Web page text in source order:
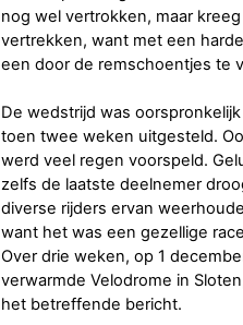
nog wel vertrokken, maar
vertrekken, want met een
een door de remschoentjes te
De wedstrijd was
toen twee weken uitgesteld.
werd veel regen voorspeld.
zelfs de laatste deelnemer
diverse rijders ervan
want het was een gezellige
Over drie weken, op 1
verwarmde Velodrome in
het betreffende bericht.